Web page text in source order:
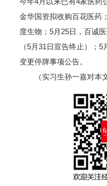
金华国资拟收购百花医药
度生物；5月25日，百诚
（5月31日宣告终止）；
变更停牌事项公告。
（实习生孙一嘉对本文